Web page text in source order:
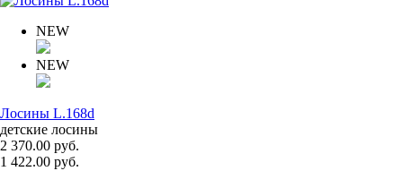
NEW
NEW
Лосины L.168d
детские лосины
2 370.00 руб.
1 422.00 руб.